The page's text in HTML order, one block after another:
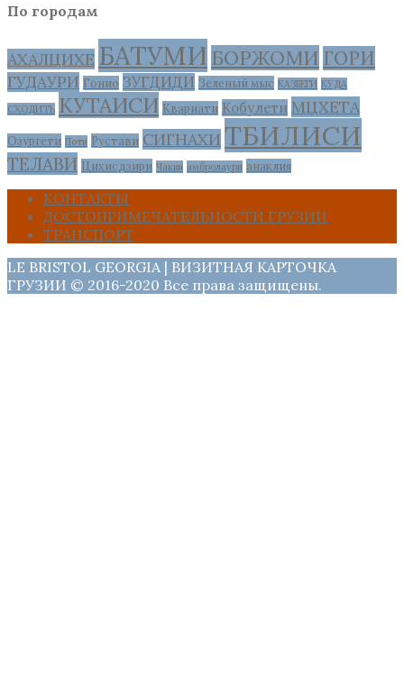
По городам
АХАЛЦИХЕ БАТУМИ БОРЖОМИ ГОРИ
ГУДАУРИ Гонио ЗУГДИДИ Зеленый мыс КАЗБЕГИ КУДА
СХОДИТЬ КУТАИСИ Квариати Кобулети МЦХЕТА
Озургети Поти Рустави СИГНАХИ ТБИЛИСИ
ТЕЛАВИ Цихисдзири Чакви амбролаури анаклия
КОНТАКТЫ
ДОСТОПРИМЕЧАТЕЛЬНОСТИ ГРУЗИИ
ТРАНСПОРТ
LE BRISTOL GEORGIA | ВИЗИТНАЯ КАРТОЧКА
ГРУЗИИ © 2016-2020 Все права защищены.